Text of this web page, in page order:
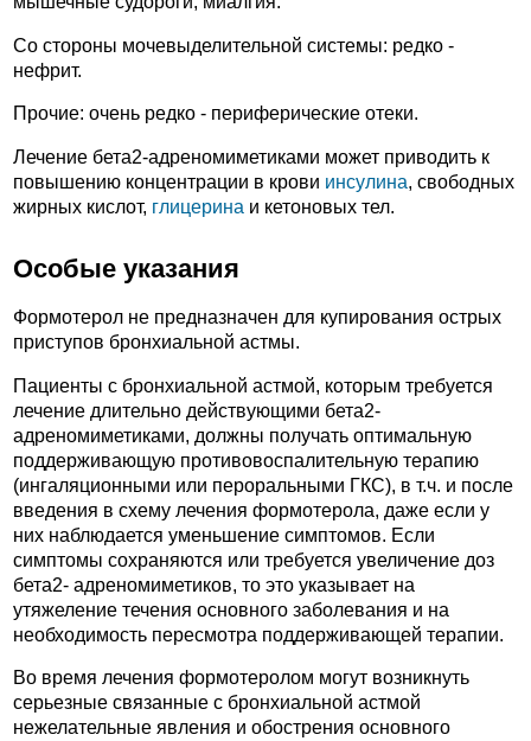
Со стороны мочевыделительной системы: редко -
нефрит.
Прочие: очень редко - периферические отеки.
Лечение бета2-адреномиметиками может приводить к
повышению концентрации в крови инсулина, свободных
жирных кислот, глицерина и кетоновых тел.
Особые указания
Формотерол не предназначен для купирования острых
приступов бронхиальной астмы.
Пациенты с бронхиальной астмой, которым требуется
лечение длительно действующими бета2-
адреномиметиками, должны получать оптимальную
поддерживающую противовоспалительную терапию
(ингаляционными или пероральными ГКС), в т.ч. и после
введения в схему лечения формотерола, даже если у
них наблюдается уменьшение симптомов. Если
симптомы сохраняются или требуется увеличение доз
бета2- адреномиметиков, то это указывает на
утяжеление течения основного заболевания и на
необходимость пересмотра поддерживающей терапии.
Во время лечения формотеролом могут возникнуть
серьезные связанные с бронхиальной астмой
нежелательные явления и обострения основного